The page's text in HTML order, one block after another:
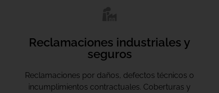
Reclamaciones industriales y
seguros
Reclamaciones por daños, defectos técnicos o
incumplimientos contractuales. Coberturas y